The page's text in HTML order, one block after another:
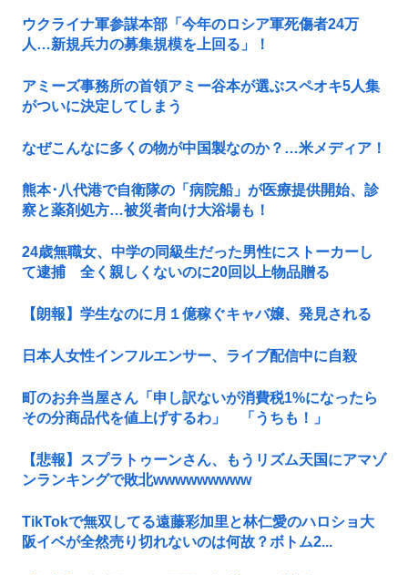
ウクライナ軍参謀本部「今年のロシア軍死傷者24万
人…新規兵力の募集規模を上回る」！
アミーズ事務所の首領アミー谷本が選ぶスペオキ5人集
がついに決定してしまう
なぜこんなに多くの物が中国製なのか？…米メディア！
熊本･八代港で自衛隊の「病院船」が医療提供開始、診
察と薬剤処方…被災者向け大浴場も！
24歳無職女、中学の同級生だった男性にストーカーし
て逮捕 全く親しくないのに20回以上物品贈る
【朗報】学生なのに月１億稼ぐキャバ嬢、発見される
日本人女性インフルエンサー、ライブ配信中に自殺
町のお弁当屋さん「申し訳ないが消費税1%になったら
その分商品代を値上げするわ」 「うちも！」
【悲報】スプラトゥーンさん、もうリズム天国にアマゾ
ンランキングで敗北wwwwwwwww
TikTokで無双してる遠藤彩加里と林仁愛のハロショ大
阪イベが全然売り切れないのは何故？ボトム2...